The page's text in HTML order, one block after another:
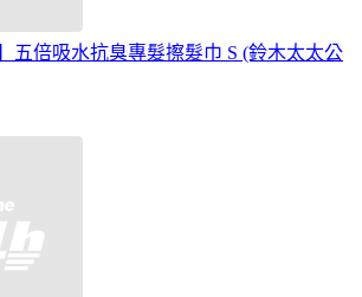
五倍吸水抗臭專髮擦髮巾 S (鈴木太太公